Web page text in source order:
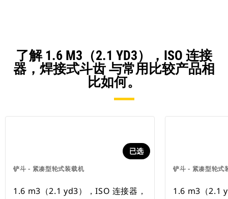
了解 1.6 M3（2.1 YD3），ISO 连接
器，焊接式斗齿 与常用比较产品相
比如何。
铲斗 - 紧凑型轮式装载机
已选
1.6 m3（2.1 yd3），ISO 连接器，
铲斗 - 紧凑型轮式
1.6 m3（2.1